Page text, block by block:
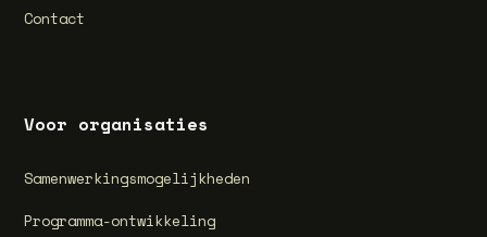
Contact
Voor organisaties
Samenwerkingsmogelijkheden
Programma-ontwikkeling